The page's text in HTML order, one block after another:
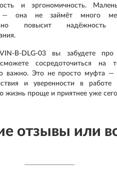
и эргономичность.
— она не займёт много
повысит надёжность
B-DLG-03 вы забудете
сосредоточиться на
важно. Это не просто муфта —
и уверенности в работе
жизнь проще и приятнее уже
отзывы или